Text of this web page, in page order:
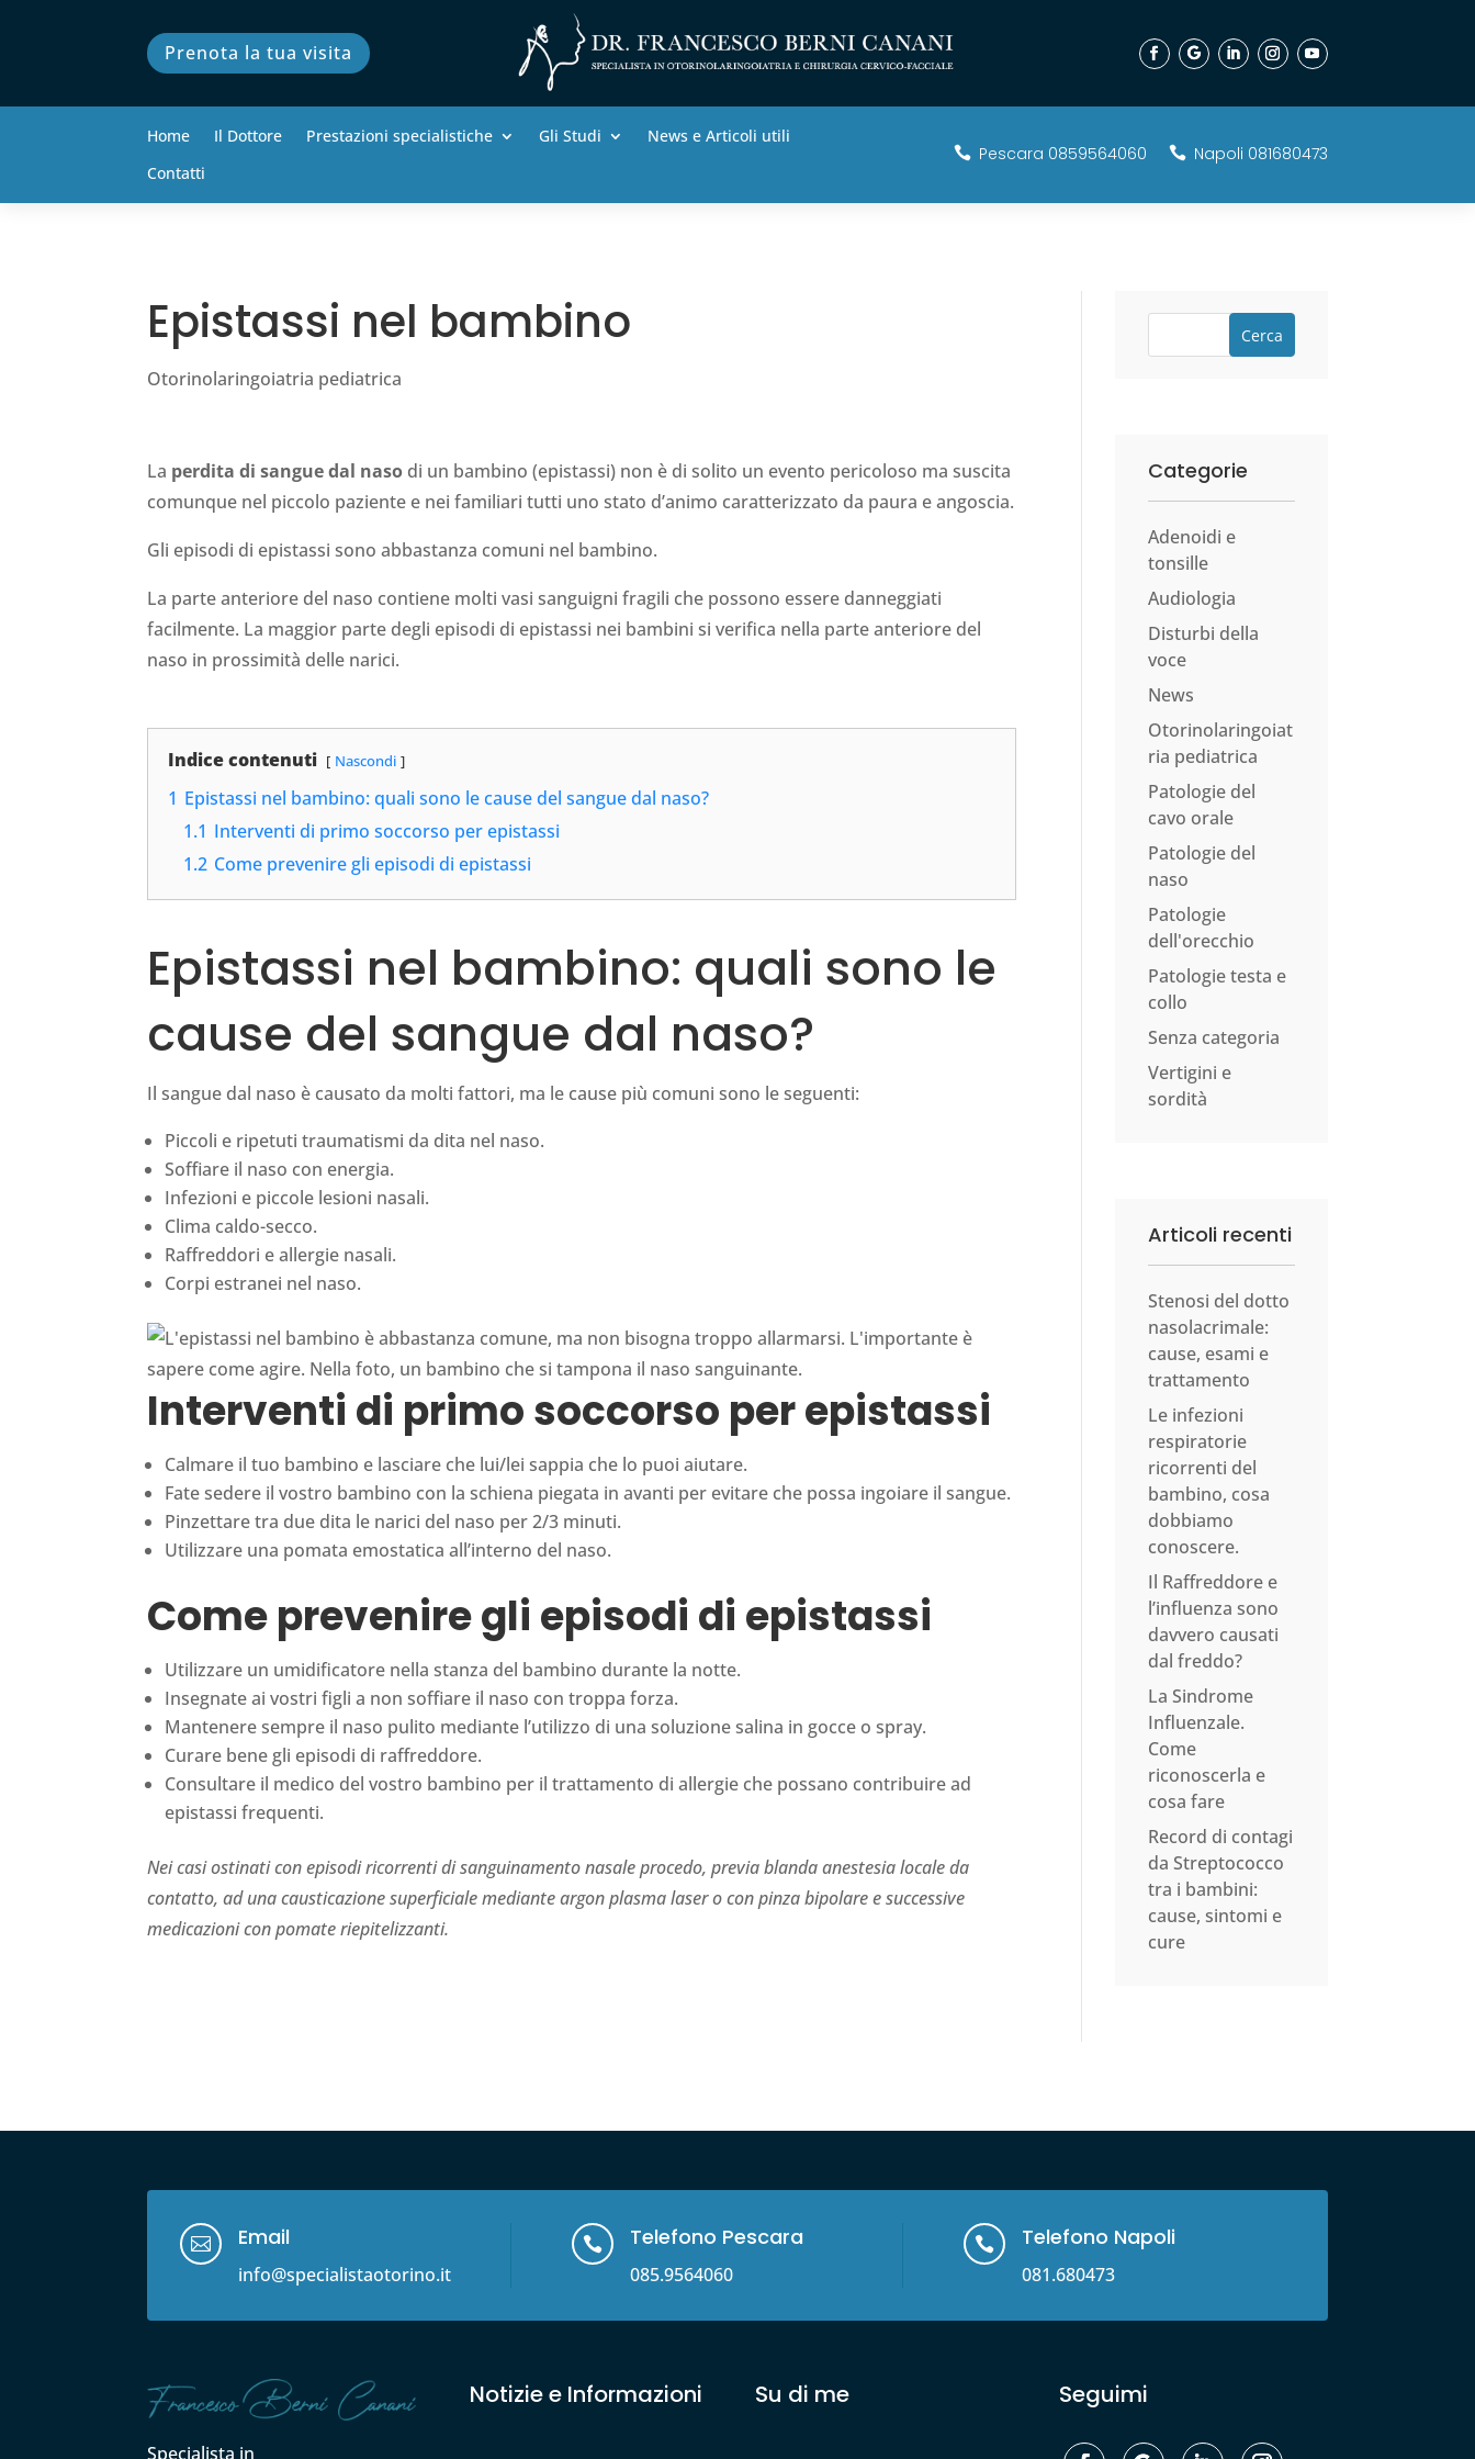
Prenota la tua visita
Home Il Dottore Prestazioni specialistiche Gli Studi
News e Articoli utili
Contatti
 Pescara 0859564060  Napoli 081680473
Epistassi nel bambino
Otorinolaringoiatria pediatrica
La perdita di sangue dal naso di un bambino (epistassi) non è di solito un evento pericoloso ma suscita
comunque nel piccolo paziente e nei familiari tutti uno stato d’animo caratterizzato da paura e angoscia.
Gli episodi di epistassi sono abbastanza comuni nel bambino.
La parte anteriore del naso contiene molti vasi sanguigni fragili che possono essere danneggiati
facilmente. La maggior parte degli episodi di epistassi nei bambini si verifica nella parte anteriore del
naso in prossimità delle narici.
Indice contenuti Nascondi
1 Epistassi nel bambino: quali sono le cause del sangue dal naso?
1.1 Interventi di primo soccorso per epistassi
1.2 Come prevenire gli episodi di epistassi
Epistassi nel bambino: quali sono le
cause del sangue dal naso?
Il sangue dal naso è causato da molti fattori, ma le cause più comuni sono le seguenti:
Piccoli e ripetuti traumatismi da dita nel naso.
Soffiare il naso con energia.
Infezioni e piccole lesioni nasali.
Clima caldo-secco.
Raffreddori e allergie nasali.
Corpi estranei nel naso.
Interventi di primo soccorso per epistassi
Calmare il tuo bambino e lasciare che lui/lei sappia che lo puoi aiutare.
Fate sedere il vostro bambino con la schiena piegata in avanti per evitare che possa ingoiare il sangue.
Pinzettare tra due dita le narici del naso per 2/3 minuti.
Utilizzare una pomata emostatica all’interno del naso.
Come prevenire gli episodi di epistassi
Utilizzare un umidificatore nella stanza del bambino durante la notte.
Insegnate ai vostri figli a non soffiare il naso con troppa forza.
Mantenere sempre il naso pulito mediante l’utilizzo di una soluzione salina in gocce o spray.
Curare bene gli episodi di raffreddore.
Consultare il medico del vostro bambino per il trattamento di allergie che possano contribuire ad
epistassi frequenti.
Nei casi ostinati con episodi ricorrenti di sanguinamento nasale procedo, previa blanda anestesia locale da
contatto, ad una causticazione superficiale mediante argon plasma laser o con pinza bipolare e successive
medicazioni con pomate riepitelizzanti.
Cerca
Categorie
Adenoidi e
tonsille
Audiologia
Disturbi della
voce
News
Otorinolaringoiat
ria pediatrica
Patologie del
cavo orale
Patologie del
naso
Patologie
dell'orecchio
Patologie testa e
collo
Senza categoria
Vertigini e
sordità
Articoli recenti
Stenosi del dotto
nasolacrimale:
cause, esami e
trattamento
Le infezioni
respiratorie
ricorrenti del
bambino, cosa
dobbiamo
conoscere.
Il Raffreddore e
l’influenza sono
davvero causati
dal freddo?
La Sindrome
Influenzale.
Come
riconoscerla e
cosa fare
Record di contagi
da Streptococco
tra i bambini:
cause, sintomi e
cure
 Email
info@specialistaotorino.it
 Telefono Pescara
085.9564060
 Telefono Napoli
081.680473
Specialista in
Notizie e Informazioni Su di me Seguimi